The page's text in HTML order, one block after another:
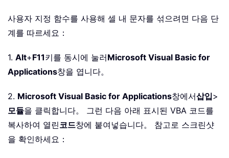
사용자 지정 함수를 사용해 셀 내 문자를 섞으려면 다음 단
계를 따르세요：
1. Alt+F11키를 동시에 눌러Microsoft Visual Basic for
Applications창을 엽니다。
2. Microsoft Visual Basic for Applications창에서삽입>
모듈을 클릭합니다。 그런 다음 아래 표시된 VBA 코드를
복사하여 열린코드창에 붙여넣습니다。 참고로 스크린샷
을 확인하세요：